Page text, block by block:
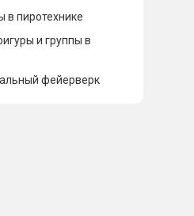
пиротехнике
и группы в
фейерверк